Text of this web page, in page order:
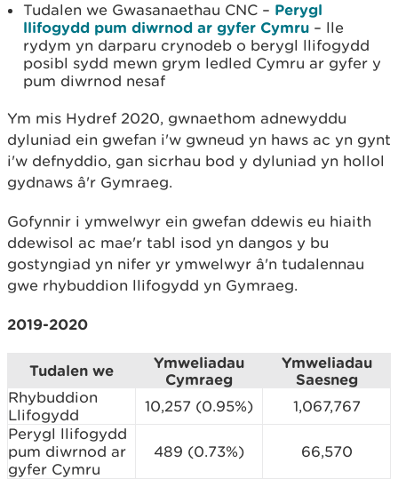
Tudalen we Gwasanaethau CNC – Perygl
llifogydd pum diwrnod ar gyfer Cymru – lle
rydym yn darparu crynodeb o berygl llifogydd
posibl sydd mewn grym ledled Cymru ar gyfer y
pum diwrnod nesaf
Ym mis Hydref 2020, gwnaethom adnewyddu
dyluniad ein gwefan i'w gwneud yn haws ac yn gynt
i'w defnyddio, gan sicrhau bod y dyluniad yn hollol
gydnaws â'r Gymraeg.
Gofynnir i ymwelwyr ein gwefan ddewis eu hiaith
ddewisol ac mae'r tabl isod yn dangos y bu
gostyngiad yn nifer yr ymwelwyr â'n tudalennau
gwe rhybuddion llifogydd yn Gymraeg.
2019-2020
Tudalen we
Ymweliadau
Cymraeg
Ymweliadau
Saesneg
Rhybuddion
Llifogydd
10,257 (0.95%)
1,067,767
Perygl llifogydd
pum diwrnod ar
gyfer Cymru
489 (0.73%) 66,570